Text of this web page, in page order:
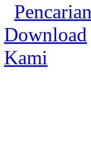
Download
Kami